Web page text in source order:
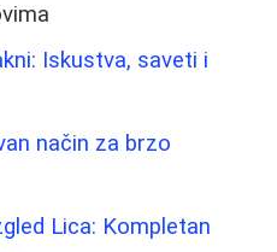
Iskustva, saveti i
način za brzo
Lica: Kompletan